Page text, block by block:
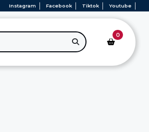
Instagram Facebook Tiktok Youtube
0